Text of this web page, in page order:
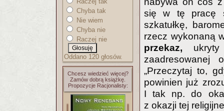
Chyba tak
Nie wiem
Chyba nie
Raczej nie
Oddano 120 głosów.
Chcesz wiedzieć więcej?
Zamów dobrą książkę.
Propozycje Racjonalisty:
się w tę pracę
szkatułkę,
rzecz wykonaną
przekaz,
zaadresowanej
„Przeczytaj to,
powinien już
I tak np. do
z okazji tej